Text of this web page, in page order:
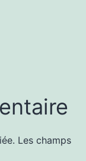
Les champs